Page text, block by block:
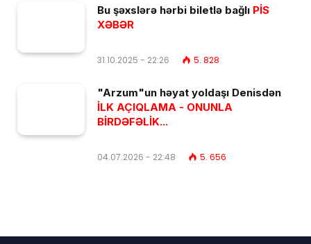
Bu şəxslərə hərbi biletlə bağlı PİS
XƏBƏR
31.10.2025 - 22:26 5. 828
"Arzum"un həyat yoldaşı Denisdən
İLK AÇIQLAMA - ONUNLA
BİRDƏFƏLİK...
04.07.2026 - 22:48 5. 656